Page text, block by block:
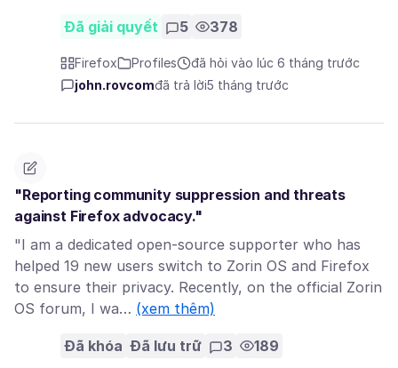
Đã giải quyết 5 378
Firefox Profiles
đã hỏi vào lúc 6 tháng trước
john.rovcomđã trả lời5 tháng trước
"Reporting community suppression and threats
against Firefox advocacy."
"I am a dedicated open-source supporter who has
helped 19 new users switch to Zorin OS and Firefox
to ensure their privacy. Recently, on the official Zorin
OS forum, I wa… (xem thêm)
Đã khóa Đã lưu trữ 3 189